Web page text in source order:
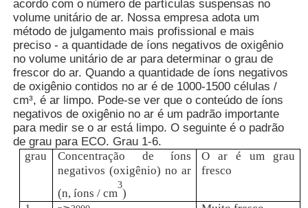
apolegamy:
Saída de dados RS232, bateria portátil +
DT-10
acordo com o número de partículas suspensas no
volume unitário de ar. Nossa empresa adota um
método de julgamento mais profissional e mais
preciso - a quantidade de íons negativos de oxigênio
no volume unitário de ar para determinar o grau de
frescor do ar. Quando a quantidade de íons negativos
de oxigênio contidos no ar é de 1000-1500 células /
cm³, é ar limpo. Pode-se ver que o conteúdo de íons
negativos de oxigênio no ar é um padrão importante
para medir se o ar está limpo. O seguinte é o padrão
de grau para ECO. Grau 1-6.
grau
Concentração de íons
negativos (oxigênio) no ar
(n, íons / cm
3
)
O ar é um grau
fresco